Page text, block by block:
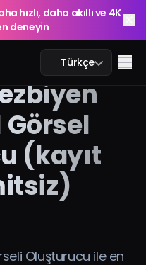
hızlı, daha akıllı ve 4K
deneyin
Türkçe
hızlı, daha akıllı ve 4K
Görsel
(kayıt
Oluşturucu ile en